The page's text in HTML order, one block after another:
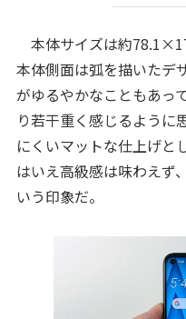
本体サイズは約
本体側面は弧を描いたデ
がゆるやかなこともあっ
り若干重く感じるように
にくいマットな仕上げと
はいえ高級感は味わえず
いう印象だ。